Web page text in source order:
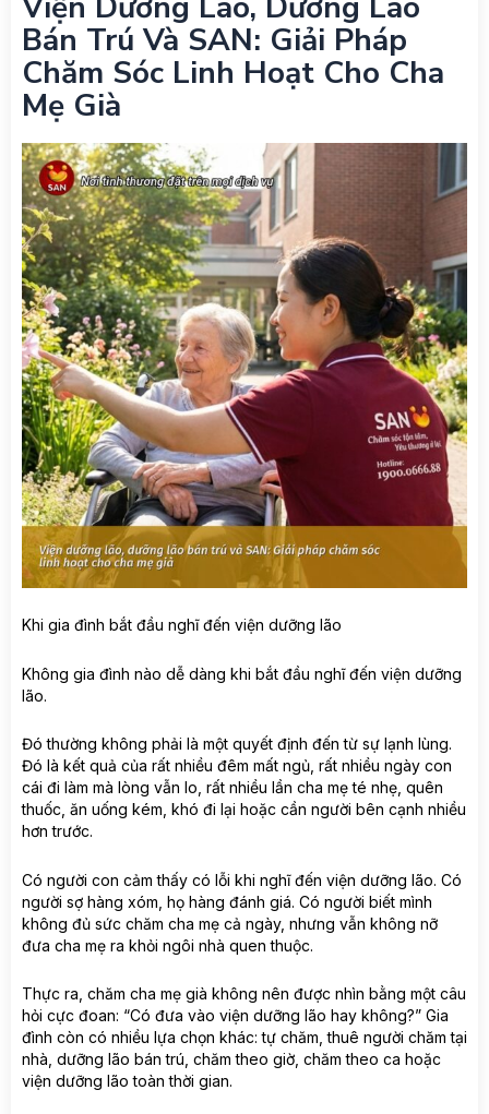
Bán Trú Và SAN: Giải Pháp
Chăm Sóc Linh Hoạt Cho Cha
Mẹ Già
Khi gia đình bắt đầu nghĩ đến viện dưỡng lão
Không gia đình nào dễ dàng khi bắt đầu nghĩ đến viện dưỡng
lão.
Đó thường không phải là một quyết định đến từ sự lạnh lùng.
Đó là kết quả của rất nhiều đêm mất ngủ, rất nhiều ngày con
cái đi làm mà lòng vẫn lo, rất nhiều lần cha mẹ té nhẹ, quên
thuốc, ăn uống kém, khó đi lại hoặc cần người bên cạnh nhiều
hơn trước.
Có người con cảm thấy có lỗi khi nghĩ đến viện dưỡng lão. Có
người sợ hàng xóm, họ hàng đánh giá. Có người biết mình
không đủ sức chăm cha mẹ cả ngày, nhưng vẫn không nỡ
đưa cha mẹ ra khỏi ngôi nhà quen thuộc.
Thực ra, chăm cha mẹ già không nên được nhìn bằng một câu
hỏi cực đoan: “Có đưa vào viện dưỡng lão hay không?” Gia
đình còn có nhiều lựa chọn khác: tự chăm, thuê người chăm tại
nhà, dưỡng lão bán trú, chăm theo giờ, chăm theo ca hoặc
viện dưỡng lão toàn thời gian.